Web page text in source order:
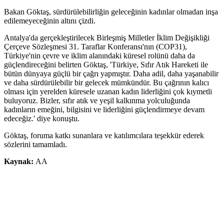
Bakan Göktaş, sürdürülebilirliğin geleceğinin kadınlar olmadan inşa
edilemeyeceğinin altını çizdi.
Antalya'da gerçekleştirilecek Birleşmiş Milletler İklim Değişikliği
Çerçeve Sözleşmesi 31. Taraflar Konferansı'nın (COP31),
Türkiye'nin çevre ve iklim alanındaki küresel rolünü daha da
güçlendireceğini belirten Göktaş, 'Türkiye, Sıfır Atık Hareketi ile
bütün dünyaya güçlü bir çağrı yapmıştır. Daha adil, daha yaşanabilir
ve daha sürdürülebilir bir gelecek mümkündür. Bu çağrının kalıcı
olması için yerelden küresele uzanan kadın liderliğini çok kıymetli
buluyoruz. Bizler, sıfır atık ve yeşil kalkınma yolculuğunda
kadınların emeğini, bilgisini ve liderliğini güçlendirmeye devam
edeceğiz.' diye konuştu.
Göktaş, foruma katkı sunanlara ve katılımcılara teşekkür ederek
sözlerini tamamladı.
Kaynak: AA